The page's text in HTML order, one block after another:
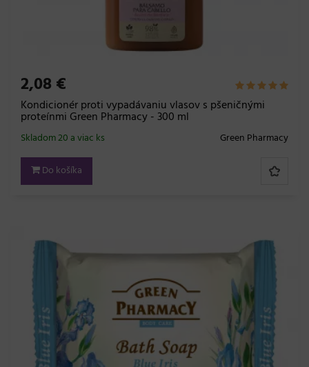
2,08 €
Kondicionér proti vypadávaniu vlasov s pšeničnými
proteínmi Green Pharmacy - 300 ml
Green Pharmacy
Skladom 20 a viac ks
Do košíka